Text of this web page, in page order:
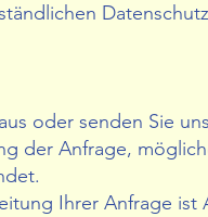
oder senden Sie
der Anfrage,
Ihrer Anfrage